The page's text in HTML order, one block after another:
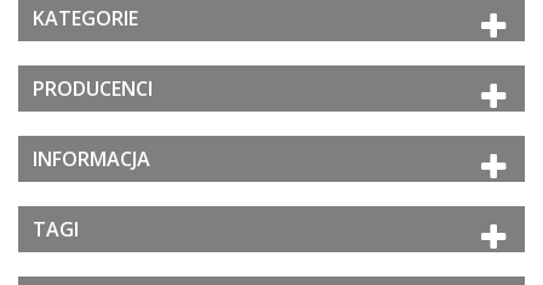
KATEGORIE
PRODUCENCI
INFORMACJA
TAGI